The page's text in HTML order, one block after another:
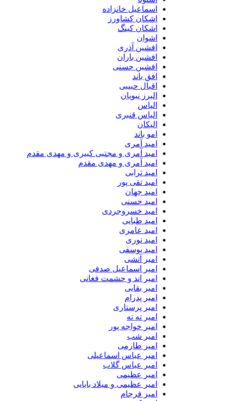
اسماعیل خانزاده
اشکان کشاورز
اشکان کینگ
اشوان
افشین آذری
افشین باران
افشین حسنی
افق باند
اقبال حبیبی
البرز نبویان
الیاس
الیاس قنبرى
الیکان
امو باند
امید آمری
امید آمری و مجتبی کبیری و مهدى مقدم
امید آمری و مهدی مقدم
امید ترابی
امید تقی پور
امید جهان
امید حسنی
امید خسروجردی
امید طبایی
امید عامری
امید نوری
امید یوسفی
امیر آتشی
امیر اسماعیل صدفی
امیر اند و حشمت فغانی
امیر بقایی
امیر پدرام
امیر پرستاری
امیر ته ته
امیر خواجه پور
امیر شب
امیر طارمی
امیر عباس اسماعیلی
امیر عباس گلاب
امیر عظیمی
امیر عظیمی و میلاد بابایی
امیر فرجام